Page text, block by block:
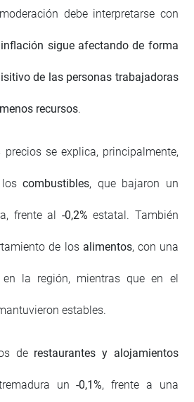
debe interpretarse con
sigue afectando de forma
de las personas trabajadoras
recursos.
se explica, principalmente,
combustibles, que bajaron un
frente al -0,2% estatal. También
de los alimentos, con una
en la región, mientras que en el
estables.
de restaurantes y alojamientos
un-0,1%, frente a una